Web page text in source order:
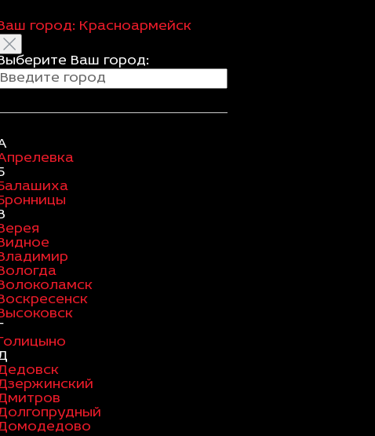
город: Красноармейск
Ваш город: